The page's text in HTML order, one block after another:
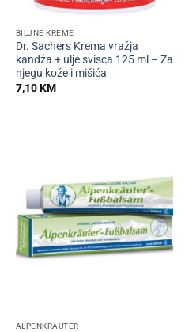
BILJNE KREME
Dr. Sachers Krema vražja
kandža + ulje svisca 125 ml – Za
njegu kože i mišića
7,10KM
ALPENKRAUTER